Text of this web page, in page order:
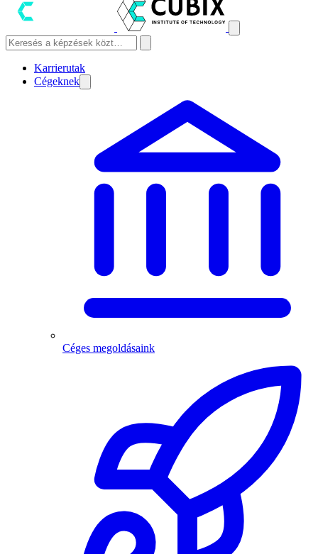
Karrierutak
Cégeknek
Céges megoldásaink